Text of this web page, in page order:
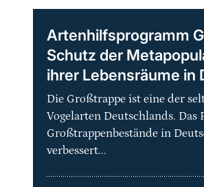
Praxisorientierte
im
ökologischen
Trassenmanagement
Artenhilfsprogramm
Schutz der
ihrer Lebensräume in
Die Großtrappe ist eine der
Vogelarten Deutschlands. Das
Großtrappenbestände in
verbessert...